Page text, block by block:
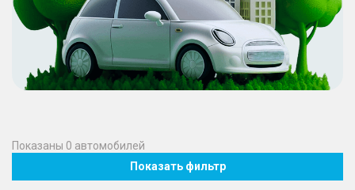
Показаны 0 автомобилей
Показать фильтр